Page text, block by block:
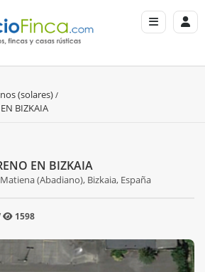
(solares)
BIZKAIA
EN BIZKAIA
(Abadiano), Bizkaia, España
1598